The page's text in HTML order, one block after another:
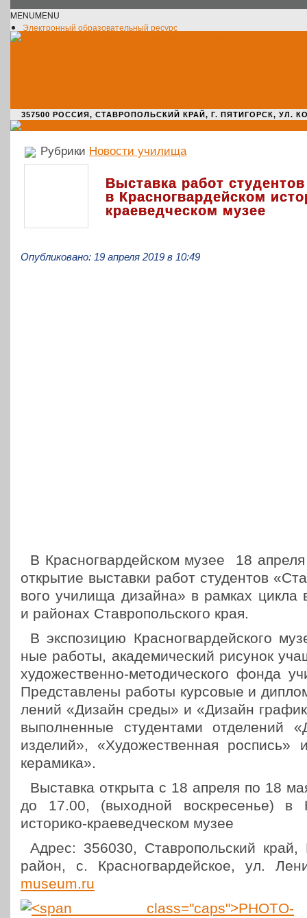
MENUMENU
Электронный образовательный ресурс
357500 РОССИЯ, СТАВРОПОЛЬСКИЙ КРАЙ, Г. ПЯТИГОРСК, УЛ.
Рубрики Новости училища
Выставка работ студентов
в Красногвардейском
краеведческом музее
Опубликовано: 19 апреля 2019 в 10:49
В Крас­но­гвар­дей­ском музее 18
откры­тие выстав­ки работ сту­ден­тов
во­го училища дизайна» в рамках цикла
и районах Став­ро­поль­ско­го края.
В экс­по­зи­цию Крас­но­гвар­дей­ско­го
ные работы, ака­де­ми­че­ский рисунок
худо­же­ствен­но-мето­ди­че­ско­го фонда
Пред­став­ле­ны работы кур­со­вые и
ле­ний «Дизайн среды» и «Дизайн
выпол­нен­ные сту­ден­та­ми отде­ле­ний
изделий», «Худо­же­ствен­ная роспись»
керамика».
Выстав­ка открыта с 18 апреля по 18
до 17.00, (выход­ной вос­кре­се­нье) в
исто­ри­ко-кра­е­вед­че­ском музее
Адрес: 356030, Став­ро­поль­ский край,
район, с. Крас­но­гвар­дей­ское, ул.
museum.ru